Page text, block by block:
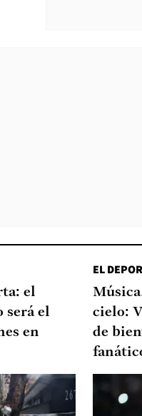
el
será el
en
EL
cielo:
de